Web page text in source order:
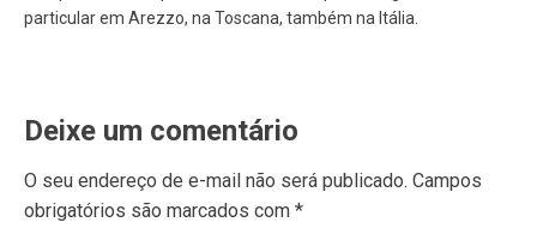
particular em Arezzo, na Toscana, também na Itália.
Deixe um comentário
O seu endereço de e-mail não será publicado. Campos
obrigatórios são marcados com *